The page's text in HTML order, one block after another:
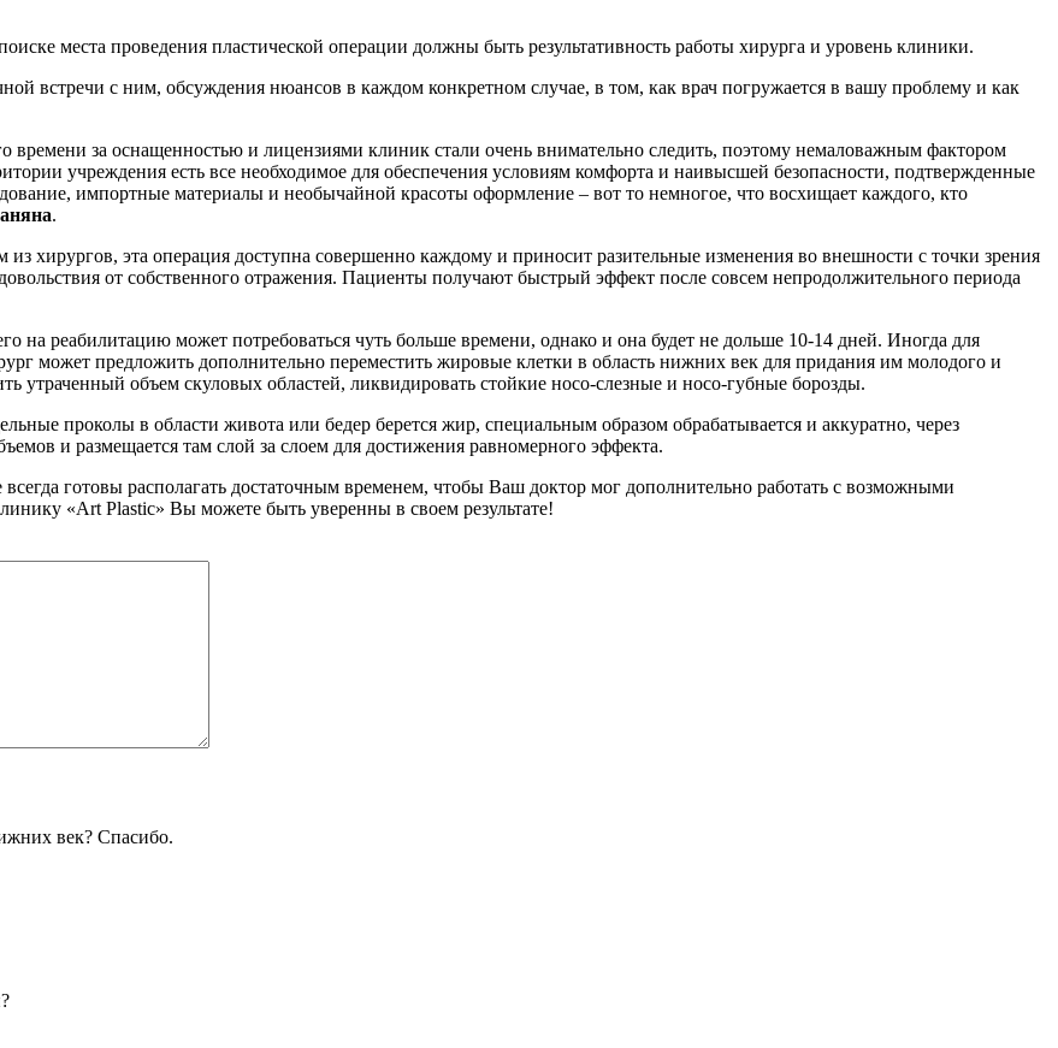
места проведения пластической операции должны быть результативность работы хирурга и уровень клиники.
встречи с ним, обсуждения нюансов в каждом конкретном случае, в том, как врач погружается в вашу проблему и как
времени за оснащенностью и лицензиями клиник стали очень внимательно следить, поэтому немаловажным фактором
учреждения есть все необходимое для обеспечения условиям комфорта и наивысшей безопасности, подтвержденные
импортные материалы и необычайной красоты оформление – вот то немногое, что восхищает каждого, кто
.
хирургов, эта операция доступна совершенно каждому и приносит разительные изменения во внешности с точки зрения
от собственного отражения. Пациенты получают быстрый эффект после совсем непродолжительного периода
на реабилитацию может потребоваться чуть больше времени, однако и она будет не дольше 10-14 дней. Иногда для
может предложить дополнительно переместить жировые клетки в область нижних век для придания им молодого и
утраченный объем скуловых областей, ликвидировать стойкие носо-слезные и носо-губные борозды.
проколы в области живота или бедер берется жир, специальным образом обрабатывается и аккуратно, через
и размещается там слой за слоем для достижения равномерного эффекта.
готовы располагать достаточным временем, чтобы Ваш доктор мог дополнительно работать с возможными
«Art Plastic» Вы можете быть уверенны в своем результате!
век? Спасибо.